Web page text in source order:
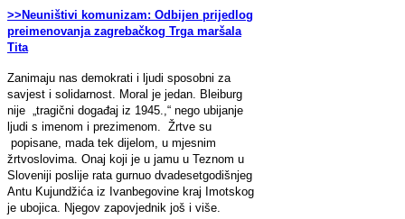
>>Neuništivi komunizam: Odbijen prijedlog
preimenovanja zagrebačkog Trga maršala
Tita
Zanimaju nas demokrati i ljudi sposobni za
savjest i solidarnost. Moral je jedan. Bleiburg
nije „tragični događaj iz 1945.,“ nego ubijanje
ljudi s imenom i prezimenom. Žrtve su
popisane, mada tek dijelom, u mjesnim
žrtvoslovima. Onaj koji je u jamu u Teznom u
Sloveniji poslije rata gurnuo dvadesetgodišnjeg
Antu Kujundžića iz Ivanbegovine kraj Imotskog
je ubojica. Njegov zapovjednik još i više.